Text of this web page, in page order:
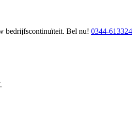
bedrijfscontinuïteit. Bel nu! 0344-613324